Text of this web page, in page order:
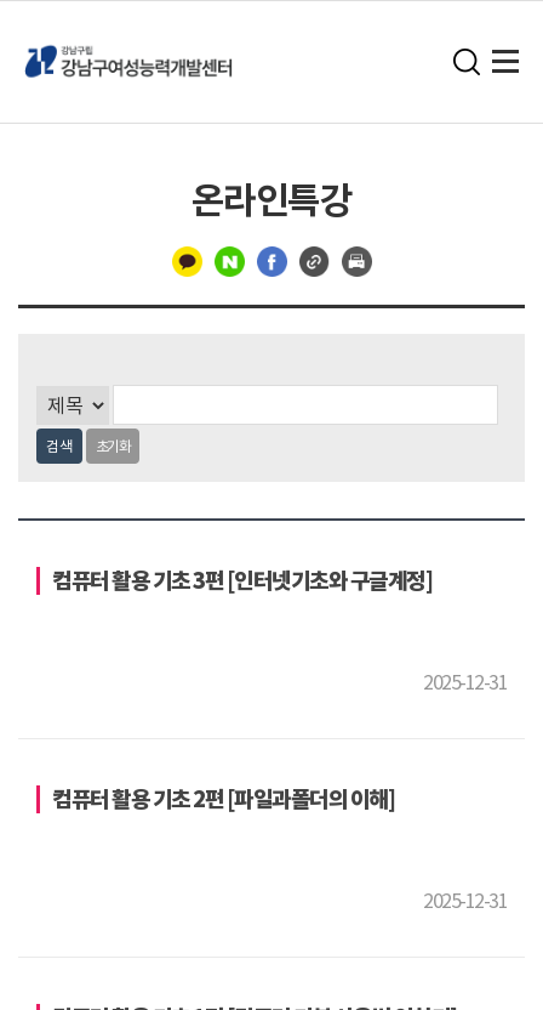
온라인특강
검색 초기화
컴퓨터 활용 기초 3편 [인터넷기초와 구글계정]
2025-12-31
컴퓨터 활용 기초 2편 [파일과폴더의 이해]
2025-12-31